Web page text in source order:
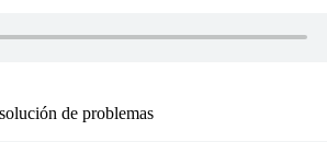
de problemas